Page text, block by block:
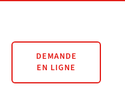
DEMANDE
EN LIGNE